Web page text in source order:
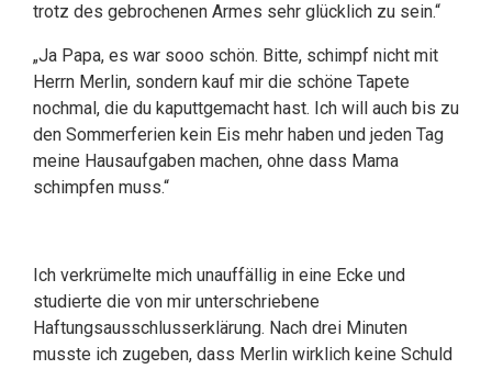
trotz des gebrochenen Armes sehr glücklich zu sein.“
„Ja Papa, es war sooo schön. Bitte, schimpf nicht mit
Herrn Merlin, sondern kauf mir die schöne Tapete
nochmal, die du kaputtgemacht hast. Ich will auch bis zu
den Sommerferien kein Eis mehr haben und jeden Tag
meine Hausaufgaben machen, ohne dass Mama
schimpfen muss.“
Ich verkrümelte mich unauffällig in eine Ecke und
studierte die von mir unterschriebene
Haftungsausschlusserklärung. Nach drei Minuten
musste ich zugeben, dass Merlin wirklich keine Schuld